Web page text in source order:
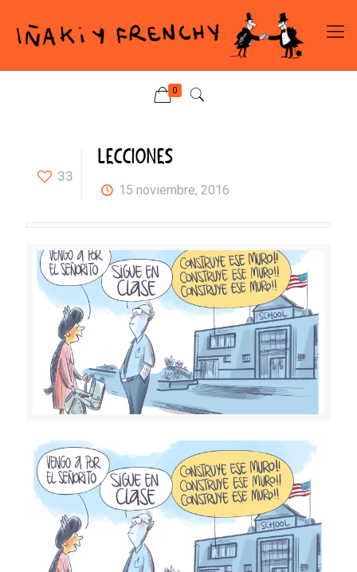
0
33
LECCIONES
15 noviembre, 2016